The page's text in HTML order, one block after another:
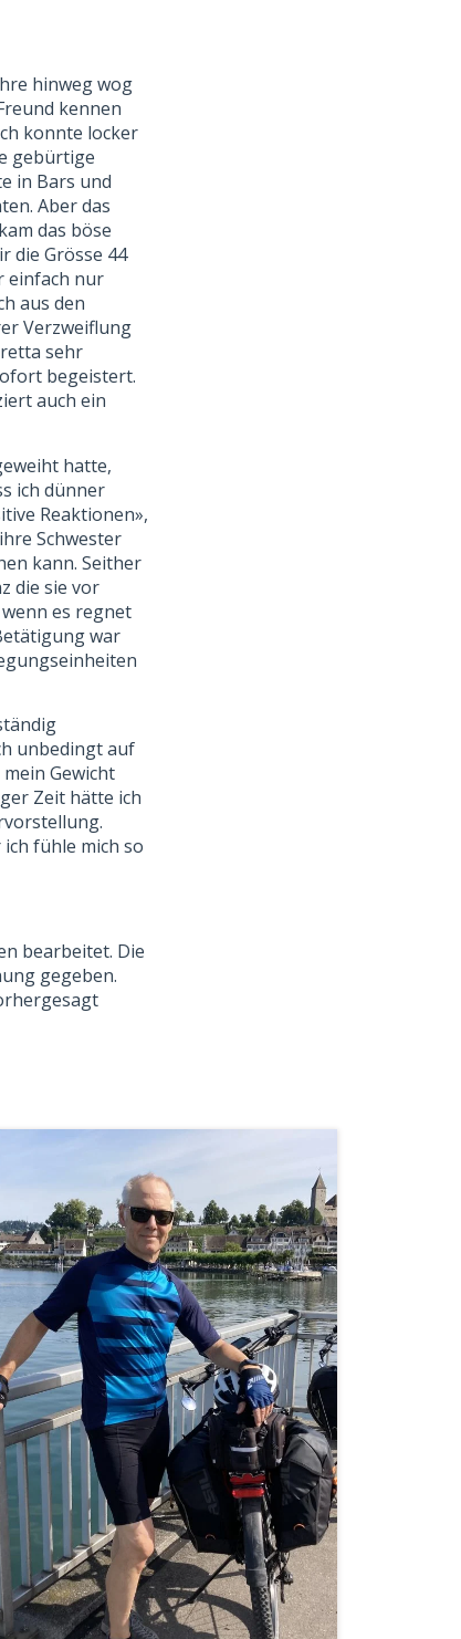
hinweg wog
kennen
konnte locker
gebürtige
in Bars und
Aber das
das böse
die Grösse 44
einfach nur
aus den
Verzweiflung
sehr
begeistert.
auch ein
hatte,
ich dünner
Reaktionen»,
Schwester
kann. Seither
die sie vor
es regnet
war
unbedingt auf
Gewicht
Zeit hätte ich
fühle mich so
bearbeitet. Die
gegeben.